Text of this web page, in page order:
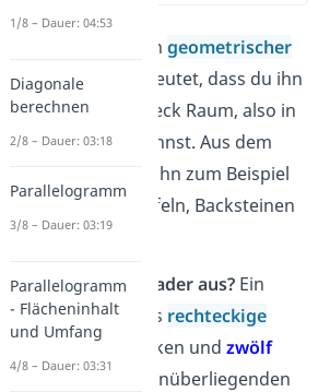
ist ein geometrischer
Körper. Das bedeutet, dass du ihn
dir wie ein Rechteck Raum, also in
3D, vorstellen kannst. Aus dem
Alltag kennst du ihn zum Beispiel
in Form von Würfeln, Backsteinen
oder Kisten.
Wie sieht ein Quader aus?Ein
Quader hat sechs rechteckige
, acht Ecken und zwölf
Kanten
. Die gegenüberliegenden
1/8 – Dauer: 04:53
Diagonale
berechnen
2/8 – Dauer: 03:18
Parallelogramm
3/8 – Dauer: 03:19
Parallelogramm
- Flächeninhalt
und Umfang
4/8 – Dauer: 03:31